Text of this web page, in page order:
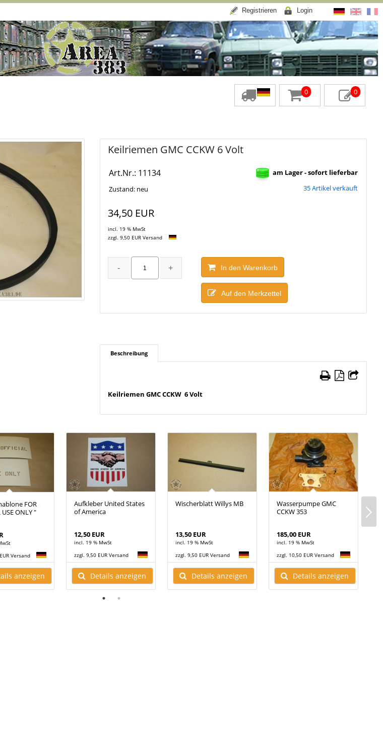
Registrieren Login
0 0
Keilriemen GMC CCKW 6 Volt
Art.Nr.: 11134
Zustand: neu
am Lager - sofort lieferbar
35 Artikel verkauft
34,50 EUR
incl. 19 % MwSt
zzgl. 9,50 EUR Versand
In den Warenkorb
Auf den Merkzettel
Beschreibung
Keilriemen GMC CCKW 6 Volt
FOR
ONLY "
Versand
anzeigen
Aufkleber United States
of America
12,50 EUR
incl. 19 % MwSt
zzgl. 9,50 EUR Versand
Details anzeigen
Wischerblatt Willys MB
13,50 EUR
incl. 19 % MwSt
zzgl. 9,50 EUR Versand
Details anzeigen
Wasserpumpe GMC
CCKW 353
185,00 EUR
incl. 19 % MwSt
zzgl. 10,50 EUR Versand
Details anzeigen